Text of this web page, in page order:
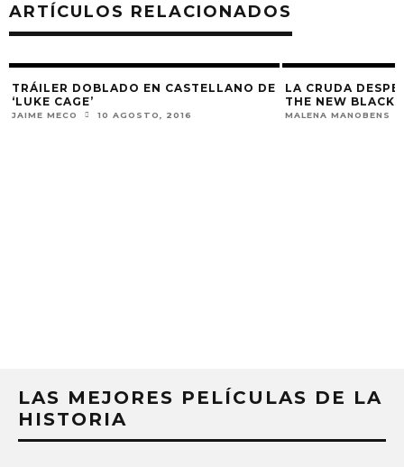
ARTÍCULOS RELACIONADOS
TRÁILER DOBLADO EN CASTELLANO DE
‘LUKE CAGE’
JAIME MECO 10 AGOSTO, 2016
LA CRUDA
THE NEW BLACK
MALENA MANOBENS
LAS MEJORES PELÍCULAS DE LA
HISTORIA